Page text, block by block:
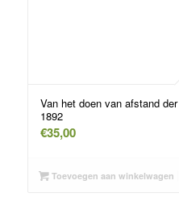
Van het doen van afstand
1892
€35,00
Toevoegen aan winkelwagen